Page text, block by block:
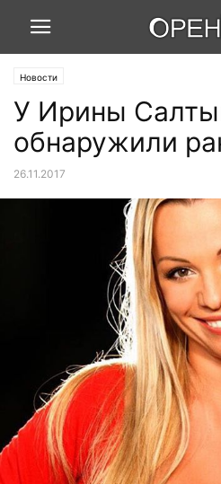
Новости
У Ирины
обнаружили
26.11.2017